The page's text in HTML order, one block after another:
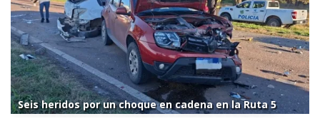
Seis heridos por un choque en cadena en la Ruta 5